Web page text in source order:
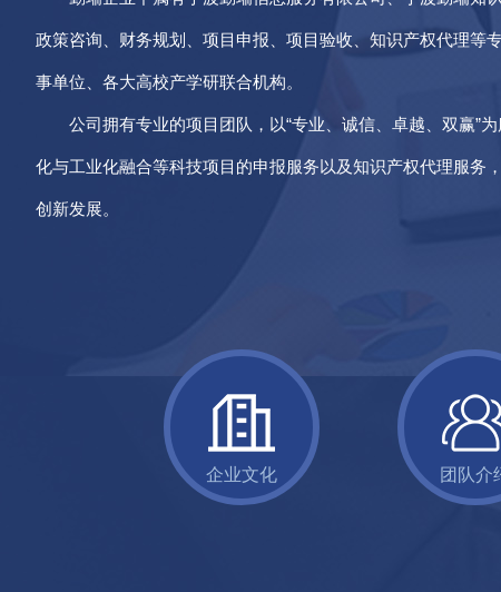
政策咨询、财务规划、项目申报、项目验收、知识产权代理等
事单位、各大高校产学研联合机构。
公司拥有专业的项目团队，以“专业、诚信、卓越、双赢”
化与工业化融合等科技项目的申报服务以及知识产权代理服务
创新发展。
企业文化 团队介